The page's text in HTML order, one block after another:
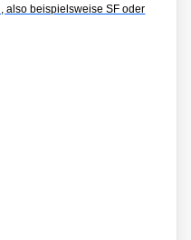
also beispielsweise SF oder